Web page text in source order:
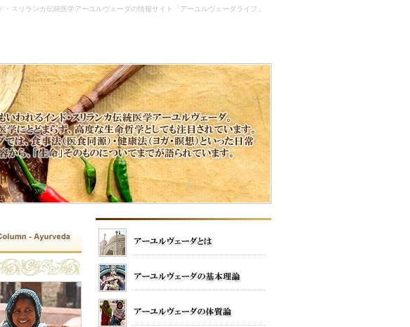
スリランカ伝統医学アーユルヴェーダの情報サイト「アーユルヴェーダライフ」